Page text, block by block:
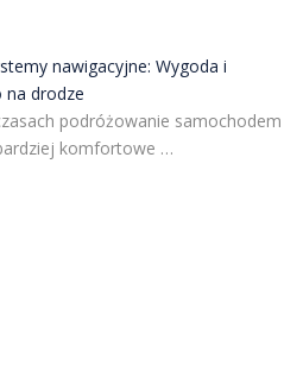
nawigacyjne: Wygoda i
na drodze
podróżowanie samochodem
komfortowe …